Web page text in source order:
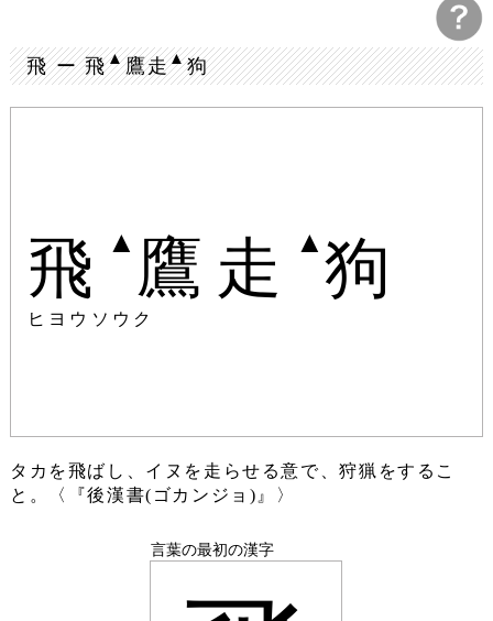
飛 ー 飛▲鷹走▲狗
飛 ▲ 鷹走 ▲ 狗
ヒヨウソウク
タカを飛ばし、イヌを走らせる意で、狩猟をするこ
と。〈『後漢書(ゴカンジョ)』〉
言葉の最初の漢字